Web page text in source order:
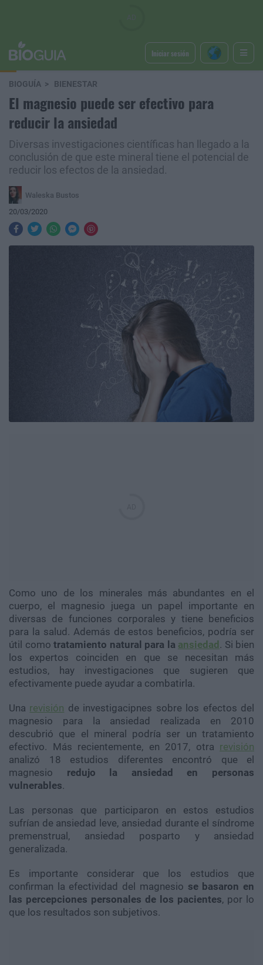
Iniciar sesión
BIOGUÍA BIENESTAR
El magnesio puede ser efectivo para
reducir la ansiedad
Diversas investigaciones científicas han llegado a la
conclusión de que este mineral tiene el potencial de
reducir los efectos de la ansiedad.
Waleska Bustos
20/03/2020
Como uno de los minerales más abundantes en el
cuerpo, el magnesio juega un papel importante en
diversas de funciones corporales y tiene beneficios
para la salud. Además de estos beneficios, podría ser
útil como tratamiento natural para la ansiedad. Si bien
los expertos coinciden en que se necesitan más
estudios, hay investigaciones que sugieren que
efectivamente puede ayudar a combatirla.
Una revisión de investigacipnes sobre los efectos del
magnesio para la ansiedad realizada en 2010
descubrió que el mineral podría ser un tratamiento
efectivo. Más recientemente, en 2017, otra revisión
analizó 18 estudios diferentes encontró que el
magnesio redujo la ansiedad en personas
vulnerables.
Las personas que participaron en estos estudios
sufrían de ansiedad leve, ansiedad durante el síndrome
premenstrual, ansiedad posparto y ansiedad
generalizada.
Es importante considerar que los estudios que
confirman la efectividad del magnesio se basaron en
las percepciones personales de los pacientes, por lo
que los resultados son subjetivos.